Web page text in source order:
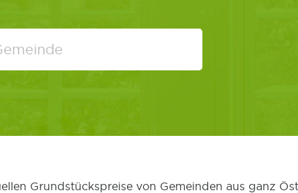
Grundstückspreise von Gemeinden aus ganz